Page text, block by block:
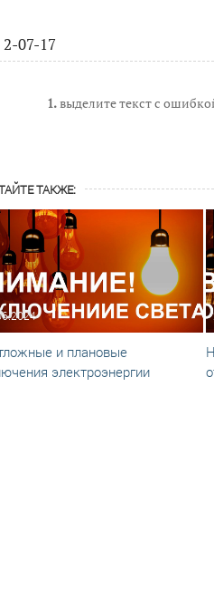
2-07-17
1.выделите текст с
ТАКЖЕ:
и плановые
электроэнергии